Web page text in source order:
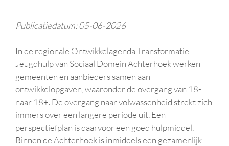
Publicatiedatum: 05-06-2026
In de regionale Ontwikkelagenda Transformatie
Jeugdhulp van Sociaal Domein Achterhoek werken
gemeenten en aanbieders samen aan
ontwikkelopgaven, waaronder de overgang van 18-
naar 18+. De overgang naar volwassenheid strekt zich
immers over een langere periode uit. Een
perspectiefplan is daarvoor een goed hulpmiddel.
Binnen de Achterhoek is inmiddels een gezamenlijk